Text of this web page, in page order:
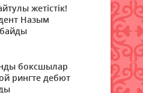
60
ыстық қайта
жетістік!
Назым
боксшылар
рингте дебют